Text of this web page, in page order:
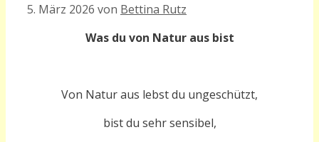
5. März 2026 von Bettina Rutz
Was du von Natur aus bist
Von Natur aus lebst du ungeschützt,
bist du sehr sensibel,